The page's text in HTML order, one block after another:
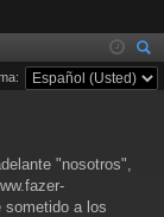
nti
fic
se
ist
ra
us
"nosotros",
sometido a los